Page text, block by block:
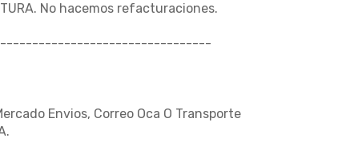
No hacemos refacturaciones.
Envios, Correo Oca O Transporte